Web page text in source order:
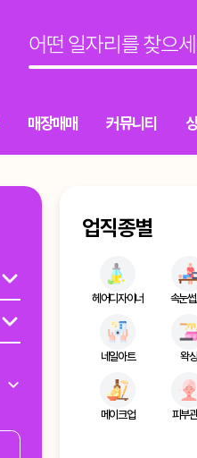
매장매매 커뮤니티
업직종별
헤어디자이너
네일아트
메이크업
속눈
왁싱
피부